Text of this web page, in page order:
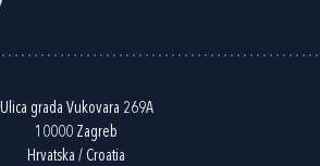
Ulica grada Vukovara 269A
10000 Zagreb
Hrvatska / Croatia